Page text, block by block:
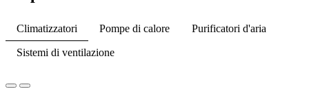
Climatizzatori Pompe di calore Purificatori d'aria
Sistemi di ventilazione